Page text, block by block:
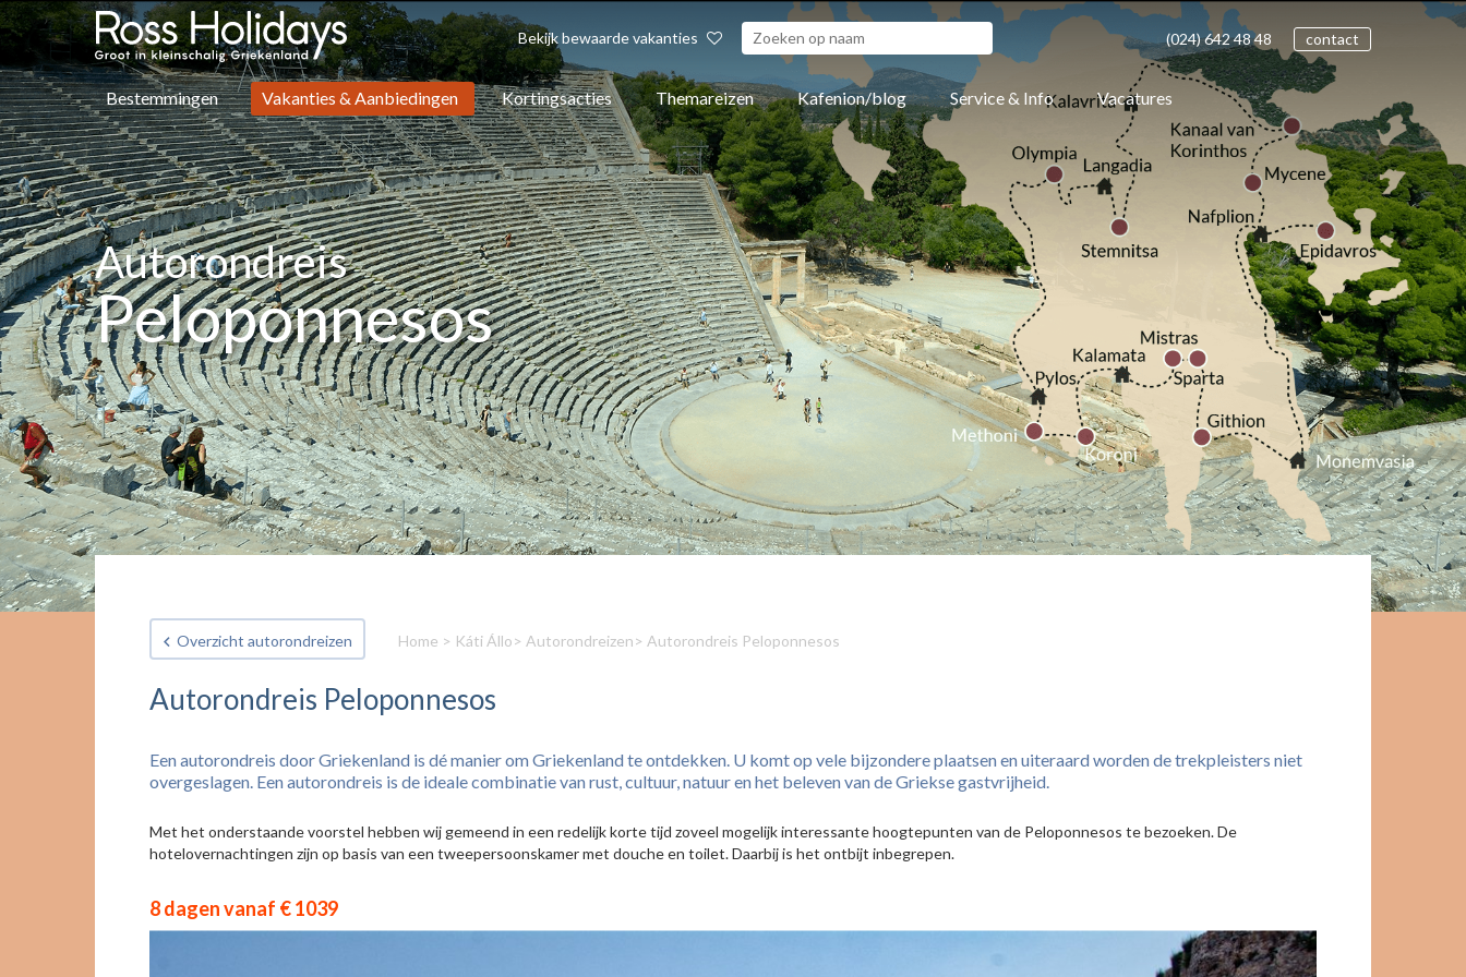
Bekijk bewaarde vakanties (024)642 4848 contact
Bestemmingen Vakanties & Aanbiedingen Kortingsacties Themareizen Kafenion/blog Service & Info Vacatures
Autorondreis
Peloponnesos
Overzicht autorondreizen Home > Káti Állo> Autorondreizen> Autorondreis Peloponnesos
Autorondreis Peloponnesos
Een autorondreis door Griekenland is dé manier om Griekenland te ontdekken. U komt op vele bijzondere plaatsen en uiteraard worden de trekpleisters niet
overgeslagen. Een autorondreis is de ideale combinatie van rust, cultuur, natuur en het beleven van de Griekse gastvrijheid.
Met het onderstaande voorstel hebben wij gemeend in een redelijk korte tijd zoveel mogelijk interessante hoogtepunten van de Peloponnesos te bezoeken. De
hotelovernachtingen zijn op basis van een tweepersoonskamer met douche en toilet. Daarbij is het ontbijt inbegrepen.
8 dagen vanaf € 1039